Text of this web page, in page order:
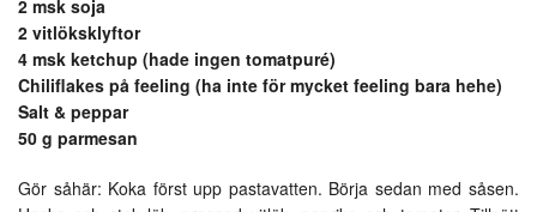
2 msk soja
2 vitlöksklyftor
4 msk ketchup (hade ingen tomatpuré)
Chiliflakes på feeling (ha inte för mycket feeling bara hehe)
Salt & peppar
50 g parmesan
Gör såhär: Koka först upp pastavatten. Börja sedan med såsen.